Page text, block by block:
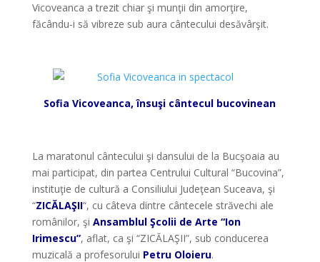
Vicoveanca a trezit chiar şi munţii din amorţire,
făcându-i să vibreze sub aura cântecului desăvârşit.
Sofia Vicoveanca, însuşi cântecul bucovinean
La maratonul cântecului şi dansului de la Bucşoaia au
mai participat, din partea Centrului Cultural “Bucovina”,
instituţie de cultură a Consiliului Judeţean Suceava, şi
“ZICĂLAŞII“, cu câteva dintre cântecele străvechi ale
românilor, şi Ansamblul Şcolii de Arte “Ion
Irimescu”, aflat, ca şi “ZICĂLAŞII”, sub conducerea
muzicală a profesorului Petru Oloieru.